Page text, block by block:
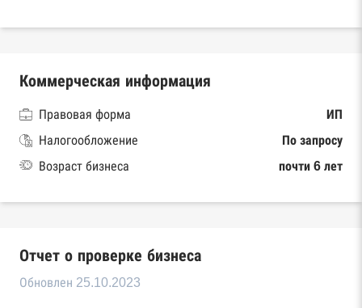
Коммерческая информация
Правовая форма
ИП
Налогообложение
По запросу
Возраст бизнеса
почти 6 лет
Отчет о проверке бизнеса
Обновлен 25.10.2023